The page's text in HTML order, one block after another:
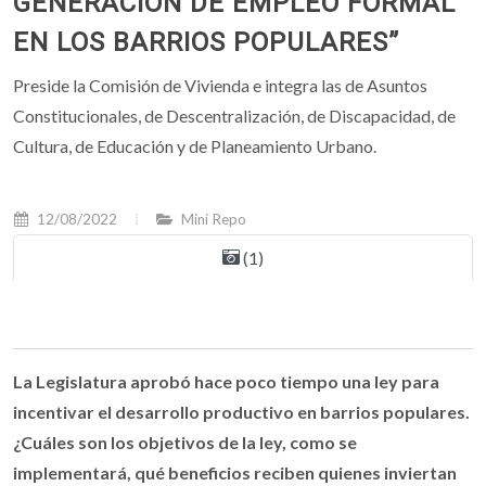
EN LOS BARRIOS POPULARES”
Preside la Comisión de Vivienda e integra las de Asuntos
Constitucionales, de Descentralización, de Discapacidad, de
Cultura, de Educación y de Planeamiento Urbano.
12/08/2022 Mini Repo
(1)
La Legislatura aprobó hace poco tiempo una ley para
incentivar el desarrollo productivo en barrios populares.
¿Cuáles son los objetivos de la ley, como se
implementará, qué beneficios reciben quienes inviertan